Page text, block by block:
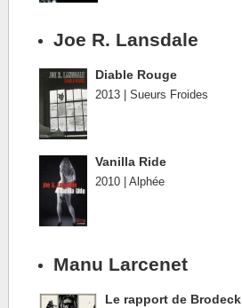
Joe R. Lansdale
Diable Rouge
2013 | Sueurs Froides
Vanilla Ride
2010 | Alphée
Manu Larcenet
Le rapport de Brodeck